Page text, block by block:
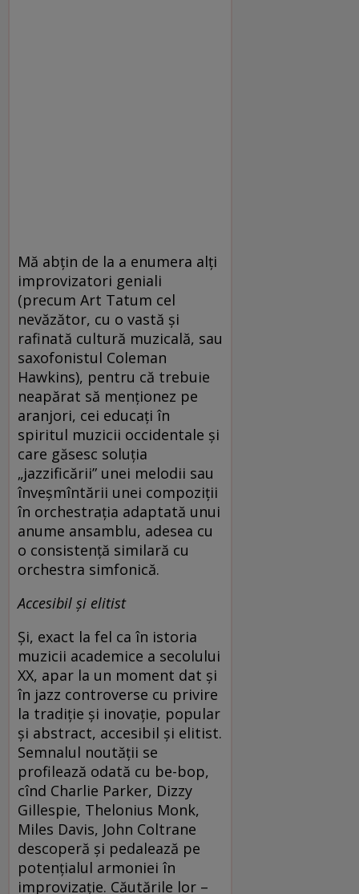
Mă abțin de la a enumera alți
improvizatori geniali
(precum Art Tatum cel
nevăzător, cu o vastă și
rafinată cultură muzicală, sau
saxofonistul Coleman
Hawkins), pentru că trebuie
neapărat să menționez pe
aranjori, cei educați în
spiritul muzicii occidentale și
care găsesc soluția
„jazzificării” unei melodii sau
înveșmîntării unei compoziții
în orchestrația adaptată unui
anume ansamblu, adesea cu
o consistență similară cu
orchestra simfonică.
Accesibil și elitist
Și, exact la fel ca în istoria
muzicii academice a secolului
XX, apar la un moment dat și
în jazz controverse cu privire
la tradiție și inovație, popular
și abstract, accesibil și elitist.
Semnalul noutății se
profilează odată cu be-bop,
cînd Charlie Parker, Dizzy
Gillespie, Thelonius Monk,
Miles Davis, John Coltrane
descoperă și pedalează pe
potențialul armoniei în
improvizație. Căutările lor –